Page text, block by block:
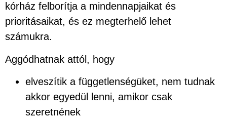
kórház felborítja a mindennapjaikat és
prioritásaikat, és ez megterhelő lehet
számukra.
Aggódhatnak attól, hogy
elveszítik a függetlenségüket, nem tudnak
akkor egyedül lenni, amikor csak
szeretnének